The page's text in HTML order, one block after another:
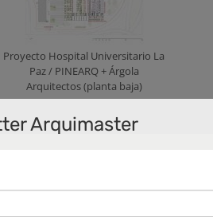
Proyecto Hospital Universitario La
Paz / PINEARQ + Árgola
Arquitectos (planta baja)
Arquimaster